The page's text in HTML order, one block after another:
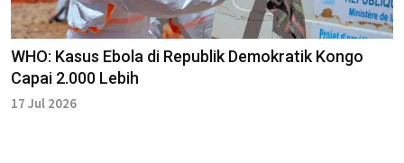
WHO: Kasus Ebola di Republik Demokratik Kongo
Capai 2.000 Lebih
17 Jul 2026